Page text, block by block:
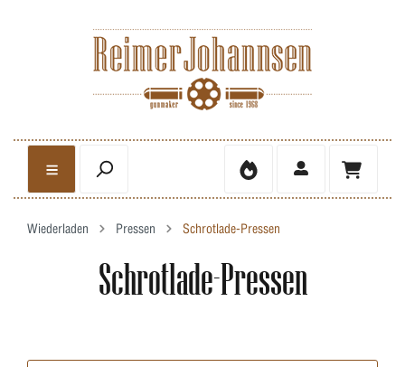
Wiederladen Pressen Schrotlade-Pressen
Schrotlade-Pressen